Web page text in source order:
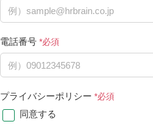
電話番号
プライバシーポリシー
同意する